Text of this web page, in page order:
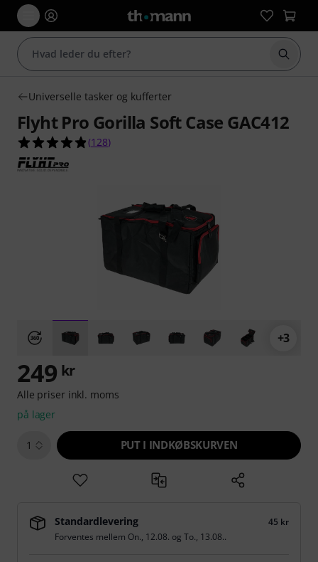
Start
Universelle tasker og kufferter
Flyht Pro Gorilla Soft Case GAC412
4.9 ud af 5 stjerner fra 128 kundebedømmelser
(128)
+3
249 kr
Alle priser inkl. moms
på lager
1 PUT I INDKØBSKURVEN
Standardlevering
45 kr
Forventes mellem On., 12.08. og To., 13.08..